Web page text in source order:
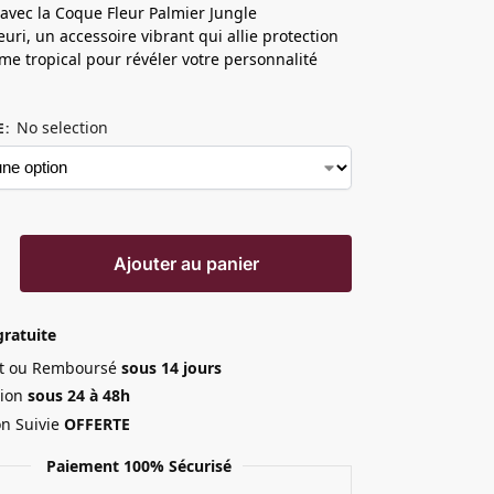
la Coque Fleur Palmier Jungle
un accessoire vibrant qui allie protection
tropical pour révéler votre personnalité
: No selection
Ajouter au panier
ou Remboursésous 14 jours
sous 24 à 48h
SuivieOFFERTE
Paiement 100% Sécurisé